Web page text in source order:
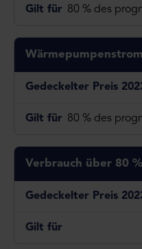
80 % des
80 % des
Verbrauch über 80 %